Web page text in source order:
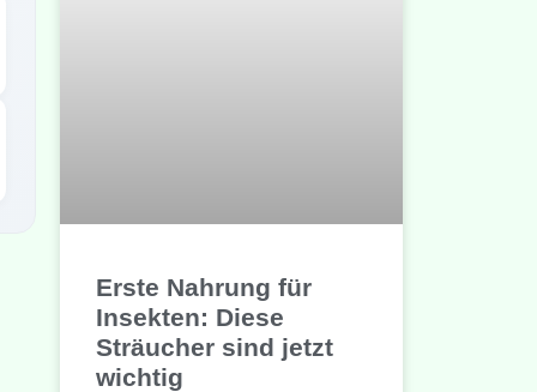
Erste Nahrung für
Insekten: Diese
Sträucher sind jetzt
wichtig